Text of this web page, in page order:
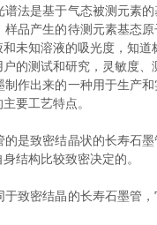
是基于气态被测元素的
品产生的待测元素基态
未知溶液的吸光度，知
测试和研究，灵敏度、
出来的一种用于生产和
要工艺特点。
致密结晶状的长寿石墨
结构比较致密决定的。
密结晶的长寿石墨管，